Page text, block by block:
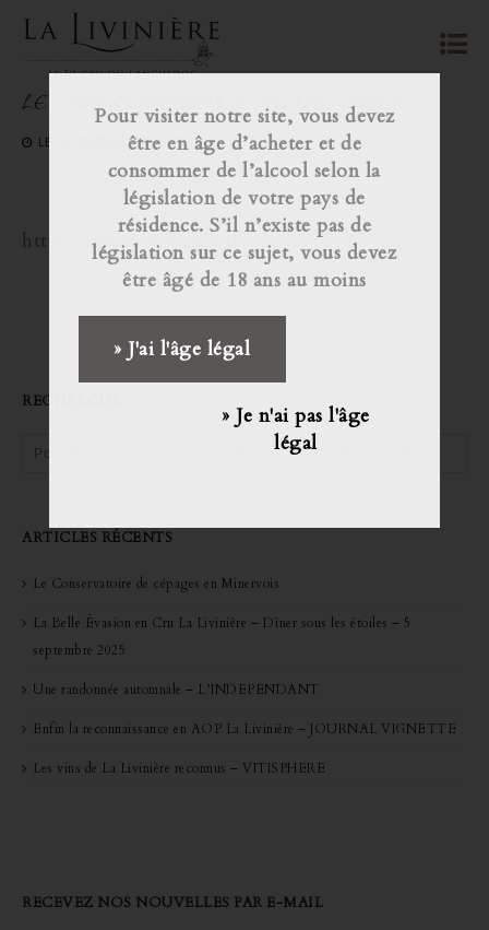
Pour visiter notre site, vous devez
être en âge d’acheter et de
consommer de l’alcool selon la
législation de votre pays de
résidence. S’il n’existe pas de
législation sur ce sujet, vous devez
être âgé de 18 ans au moins
» J'ai l'âge légal
» Je n'ai pas l'âge
légal
LE CRU LA LIVINIERE DANS DECANTER
LE 30 SEPTEMBRE 2020
https://l.facebook.com/d ecanter
RECHERCHE
ARTICLES RÉCENTS
Le Conservatoire de cépages en Minervois
La Belle Évasion en Cru La Livinière – Dîner sous les étoiles – 5
septembre 2025
Une randonnée automnale – L’INDEPENDANT
Enfin la reconnaissance en AOP La Livinière – JOURNAL VIGNETTE
Les vins de La Livinière reconnus – VITISPHERE
RECEVEZ NOS NOUVELLES PAR E-MAIL